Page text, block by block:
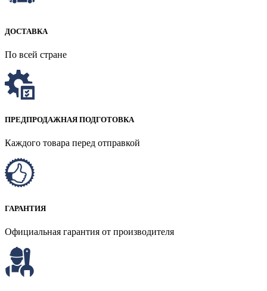
ДОСТАВКА
По всей стране
ПРЕДПРОДАЖНАЯ ПОДГОТОВКА
Каждого товара перед отправкой
ГАРАНТИЯ
Официальная гарантия от производителя